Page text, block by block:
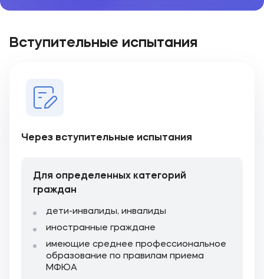
Вступительные испытания
Через вступительные испытания
Для определенных категорий
граждан
дети-инвалиды, инвалиды
иностранные граждане
имеющие среднее профессиональное
образование по правилам приема
МФЮА